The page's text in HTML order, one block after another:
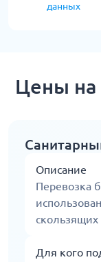
данных
Цены на
Описание
Перевозка
скользящих
Для кого